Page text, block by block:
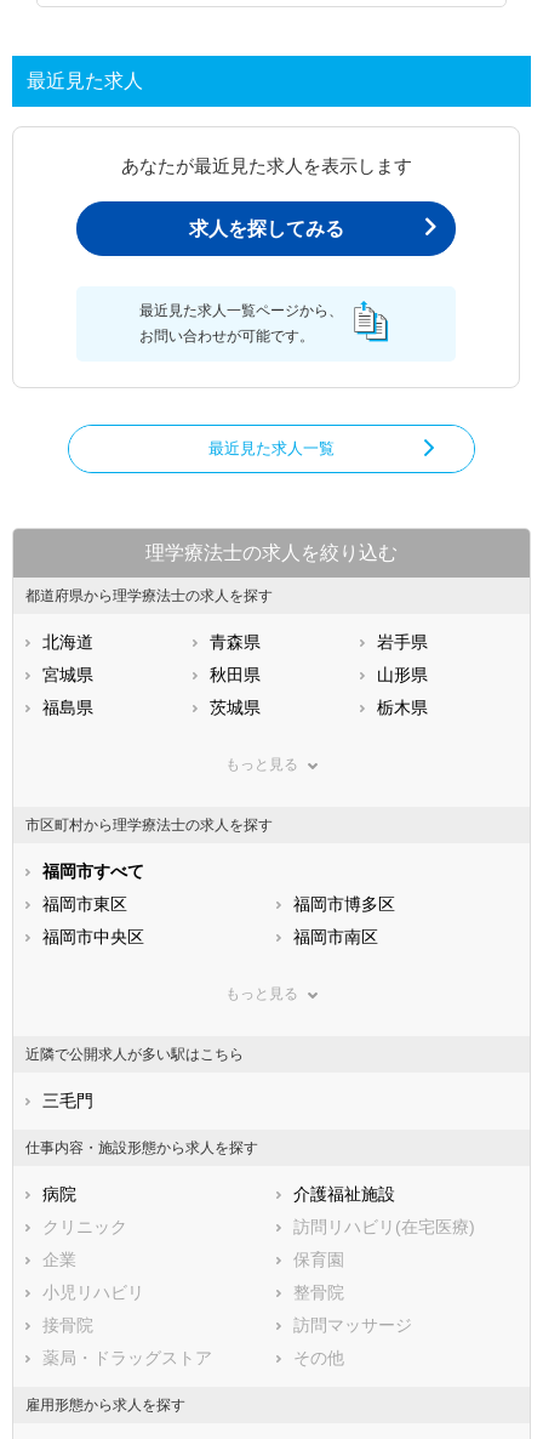
最近見た求人
あなたが最近見た求人を表示します
求人を探してみる
最近見た求人一覧ページから、
お問い合わせが可能です。
最近見た求人一覧
理学療法士の求人を絞り込む
都道府県から理学療法士の求人を探す
北海道 青森県
岩手県
宮城県
秋田県
山形県
福島県
茨城県
栃木県
神奈川県
石川県
福井県
静岡県
滋賀県
大阪府
兵庫県
和歌山県
山口県
福岡県
佐賀県
熊本県
もっと見る
市区町村から理学療法士の求人を探す
福岡市すべて
福岡市東区
福岡市博多区
福岡市中央区
福岡市南区
北九州市門司区
北九州市戸畑区
市部
大牟田市
久留米市
直方市
飯塚市
田川市
柳川市
八女市
筑後市
大川市
行橋市
豊前市
もっと見る
近隣で公開求人が多い駅はこちら
三毛門
仕事内容・施設形態から求人を探す
病院
介護福祉施設
クリニック
訪問リハビリ(在宅医療)
企業
保育園
小児リハビリ
整骨院
接骨院
訪問マッサージ
薬局・ドラッグストア
その他
雇用形態から求人を探す